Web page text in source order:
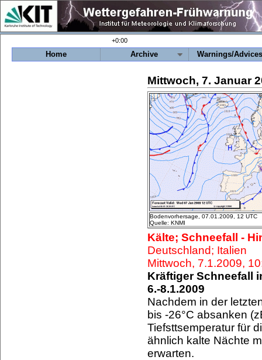
+0:00
Home Archive Warnings/
Mittwoch, 7. Januar
Bodenvorhersage, 07.01.2009, 12 UTC
Quelle: KNMI
Kälte; Schneefall -
Deutschland; Italien
Mittwoch, 7.1.2009,
Kräftiger Schneefall
6.-8.1.2009
Nachdem in der
bis -26°C absanken
Tiefsttsemperatur für
ähnlich kalte Nächte
erwarten.